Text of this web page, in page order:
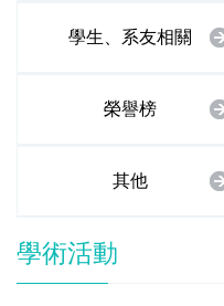
學生、系友相關
榮譽榜
其他
學術活動